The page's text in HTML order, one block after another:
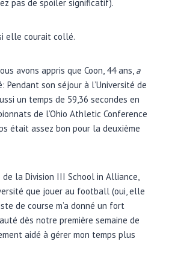
pas de spoiler significatif).
elle courait collé.
avons appris que Coon, 44 ans, a
Pendant son séjour à l’Université de
un temps de 59,36 secondes en
de l’Ohio Athletic Conference
était assez bon pour la deuxième
de la Division III School in Alliance,
que jouer au football (oui, elle
de course m’a donné un fort
dès notre première semaine de
aidé à gérer mon temps plus